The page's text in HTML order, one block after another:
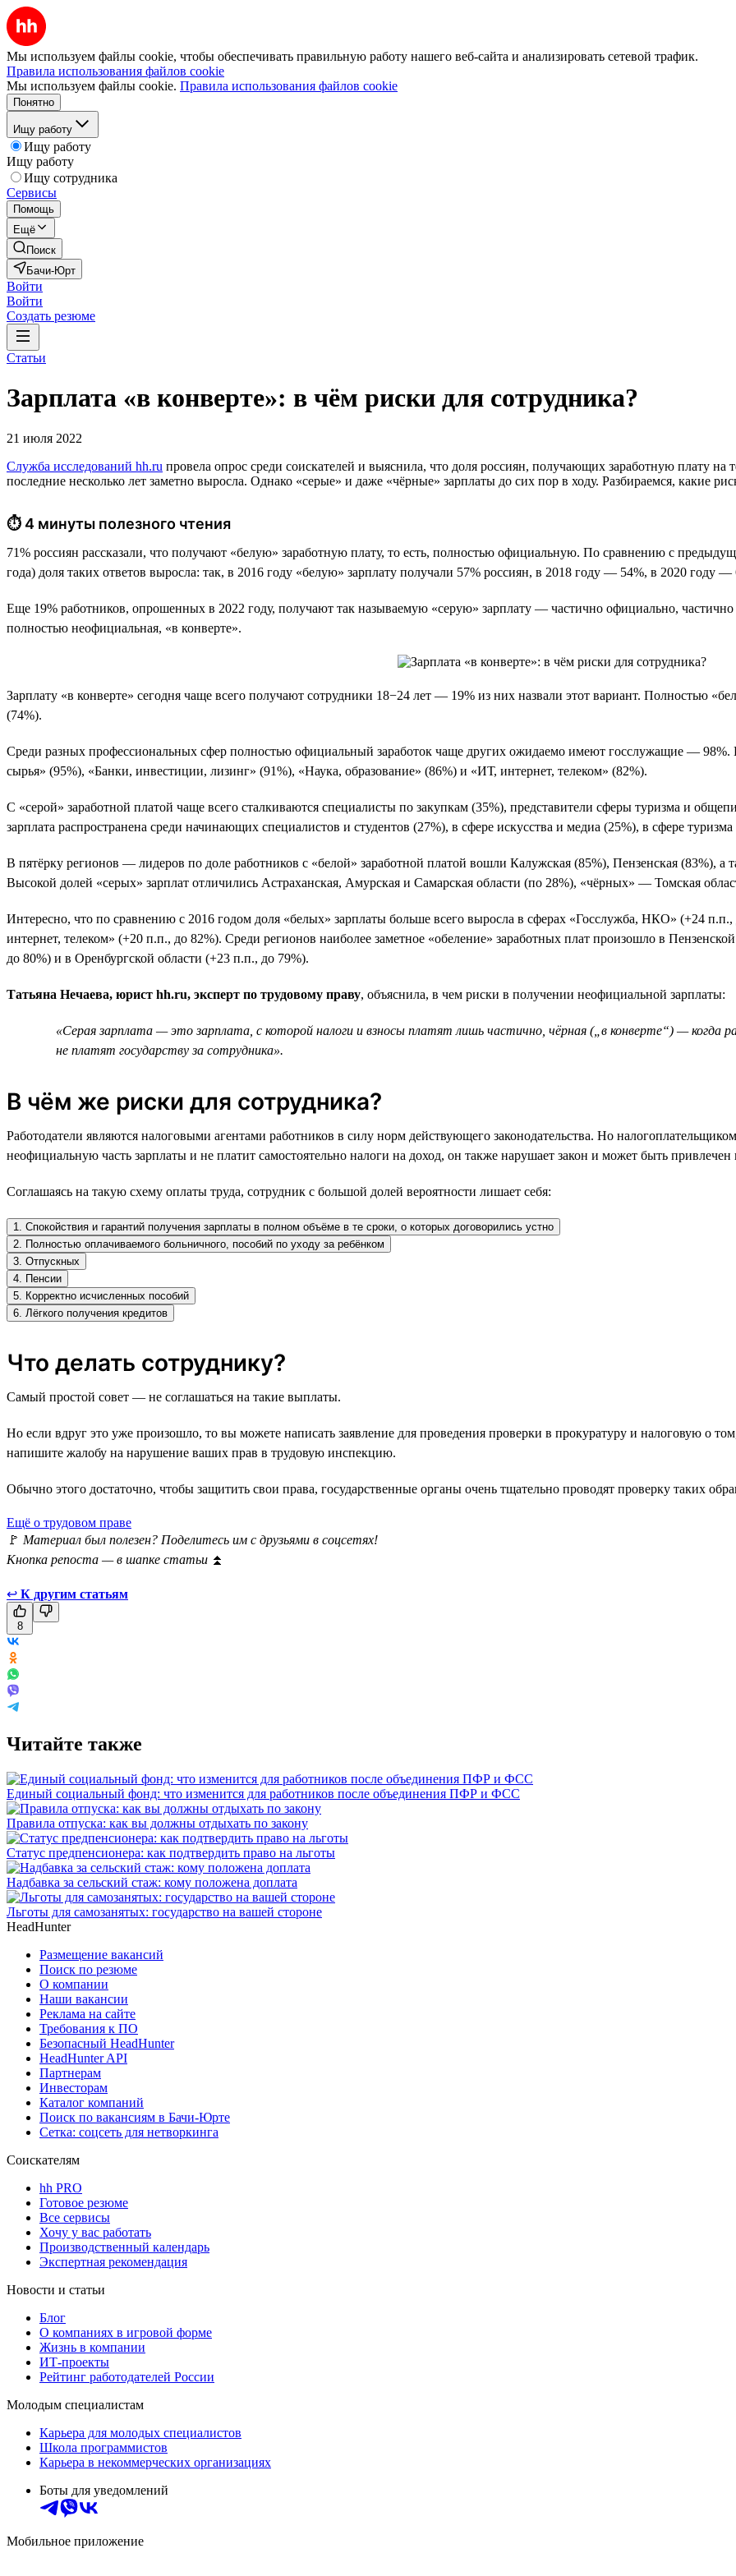
Мы используем файлы cookie, чтобы обеспечивать правильную работу нашего веб-сайта и анализировать сетевой трафик.
Правила использования файлов cookie
Мы используем файлы cookie. Правила использования файлов cookie
Понятно
Ищу работу
Ищу работу
Ищу работу
Ищу сотрудника
Сервисы
Помощь
Ещё
Поиск
Бачи-Юрт
Войти
Войти
Создать резюме
Статьи
Зарплата «в конверте»: в чём риски для сотрудника?
21 июля 2022
Служба исследований hh.ru провела опрос среди соискателей и выяснила, что доля россиян, получающих заработную плату
последние несколько лет заметно выросла. Однако «серые» и даже «чёрные» зарплаты до сих пор в ходу. Разбираемся, какие
⏱ 4 минуты полезного чтения
71% россиян рассказали, что получают «белую» заработную плату, то есть, полностью официальную. По сравнению с
года) доля таких ответов выросла: так, в 2016 году «белую» зарплату получали 57% россиян, в 2018 году — 54%, в 2020 году —
Еще 19% работников, опрошенных в 2022 году, получают так называемую «серую» зарплату — частично официально, частично
полностью неофициальная, «в конверте».
Зарплату «в конверте» сегодня чаще всего получают сотрудники 18−24 лет — 19% из них назвали этот вариант. Полностью
(74%).
Среди разных профессиональных сфер полностью официальный заработок чаще других ожидаемо имеют госслужащие —
сырья» (95%), «Банки, инвестиции, лизинг» (91%), «Наука, образование» (86%) и «ИТ, интернет, телеком» (82%).
С «серой» заработной платой чаще всего сталкиваются специалисты по закупкам (35%), представители сферы туризма и
зарплата распространена среди начинающих специалистов и студентов (27%), в сфере искусства и медиа (25%), в сфере
В пятёрку регионов — лидеров по доле работников с «белой» заработной платой вошли Калужская (85%), Пензенская (83%), а
Высокой долей «серых» зарплат отличились Астраханская, Амурская и Самарская области (по 28%), «чёрных» — Томская
Интересно, что по сравнению с 2016 годом доля «белых» зарплаты больше всего выросла в сферах «Госслужба, НКО» (+24
интернет, телеком» (+20 п.п., до 82%). Среди регионов наиболее заметное «обеление» заработных плат произошло в
до 80%) и в Оренбургской области (+23 п.п., до 79%).
Татьяна Нечаева, юрист hh.ru, эксперт по трудовому праву, объяснила, в чем риски в получении неофициальной зарплаты:
«Серая зарплата — это зарплата, с которой налоги и взносы платят лишь частично, чёрная („в конверте“) — когда
не платят государству за сотрудника».
В чём же риски для сотрудника?
Работодатели являются налоговыми агентами работников в силу норм действующего законодательства. Но
неофициальную часть зарплаты и не платит самостоятельно налоги на доход, он также нарушает закон и может быть привлечен
Соглашаясь на такую схему оплаты труда, сотрудник с большой долей вероятности лишает себя:
1. Спокойствия и гарантий получения зарплаты в полном объёме в те сроки, о которых договорились устно
2. Полностью оплачиваемого больничного, пособий по уходу за ребёнком
3. Отпускных
4. Пенсии
5. Корректно исчисленных пособий
6. Лёгкого получения кредитов
Что делать сотруднику?
Самый простой совет — не соглашаться на такие выплаты.
Но если вдруг это уже произошло, то вы можете написать заявление для проведения проверки в прокуратуру и налоговую о
напишите жалобу на нарушение ваших прав в трудовую инспекцию.
Обычно этого достаточно, чтобы защитить свои права, государственные органы очень тщательно проводят проверку таких
Ещё о трудовом праве
🚩 Материал был полезен? Поделитесь им с друзьями в соцсетях!
Кнопка репоста — в шапке статьи ⏫
↩ К другим статьям
8
Читайте также
Единый социальный фонд: что изменится для работников после объединения ПФР и ФСС
Правила отпуска: как вы должны отдыхать по закону
Статус предпенсионера: как подтвердить право на льготы
Надбавка за сельский стаж: кому положена доплата
Льготы для самозанятых: государство на вашей стороне
HeadHunter
Размещение вакансий
Поиск по резюме
О компании
Наши вакансии
Реклама на сайте
Требования к ПО
Безопасный HeadHunter
HeadHunter API
Партнерам
Инвесторам
Каталог компаний
Поиск по вакансиям в Бачи-Юрте
Сетка: соцсеть для нетворкинга
Соискателям
hh PRO
Готовое резюме
Все сервисы
Хочу у вас работать
Производственный календарь
Экспертная рекомендация
Новости и статьи
Блог
О компаниях в игровой форме
Жизнь в компании
ИТ-проекты
Рейтинг работодателей России
Молодым специалистам
Карьера для молодых специалистов
Школа программистов
Карьера в некоммерческих организациях
Боты для уведомлений
Мобильное приложение